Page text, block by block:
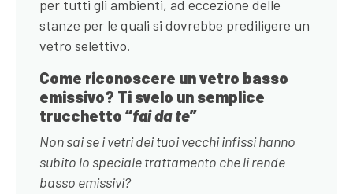
per tutti gli ambienti, ad eccezione delle
stanze per le quali si dovrebbe prediligere un
vetro selettivo.
Come riconoscere un vetro basso
emissivo? Ti svelo un semplice
trucchetto “fai da te”
Non sai se i vetri dei tuoi vecchi infissi hanno
subito lo speciale trattamento che li rende
basso emissivi?